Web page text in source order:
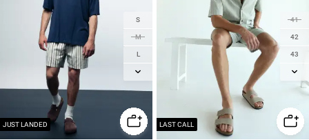
LAST CALL
41
42
43
44
46
JUST LANDED
S
M
L
XL
2XL